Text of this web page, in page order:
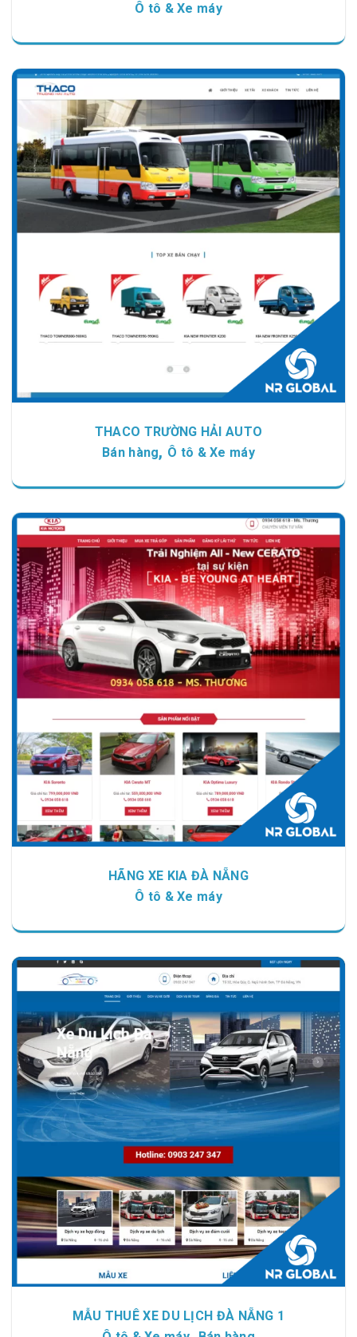
Ô tô & Xe máy
Chi tiết Xem giao diện
THACO TRƯỜNG HẢI AUTO
Bán hàng, Ô tô & Xe máy
Chi tiết Xem giao diện
HÃNG XE KIA ĐÀ NẴNG
Ô tô & Xe máy
Chi tiết Xem giao diện
MẪU THUÊ XE DU LỊCH ĐÀ NẴNG 1